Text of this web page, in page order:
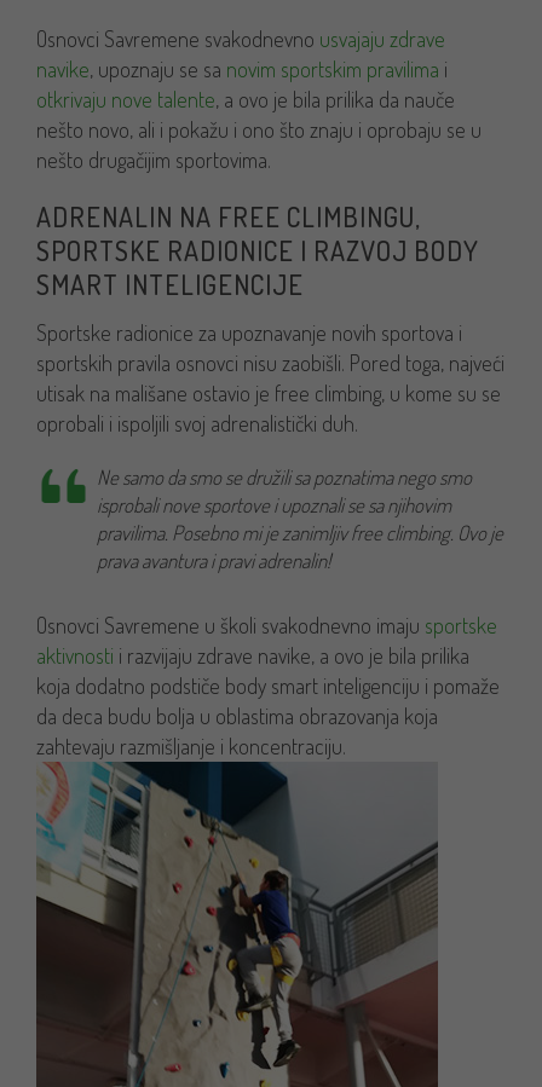
Osnovci Savremene svakodnevno usvajaju zdrave
navike, upoznaju se sa novim sportskim pravilima i
otkrivaju nove talente, a ovo je bila prilika da nauče
nešto novo, ali i pokažu i ono što znaju i oprobaju se u
nešto drugačijim sportovima.
ADRENALIN NA FREE CLIMBINGU,
SPORTSKE RADIONICE I RAZVOJ BODY
SMART INTELIGENCIJE
Sportske radionice za upoznavanje novih sportova i
sportskih pravila osnovci nisu zaobišli. Pored toga, najveći
utisak na mališane ostavio je free climbing, u kome su se
oprobali i ispoljili svoj adrenalistički duh.
Ne samo da smo se družili sa poznatima nego smo
isprobali nove sportove i upoznali se sa njihovim
pravilima. Posebno mi je zanimljiv free climbing. Ovo je
prava avantura i pravi adrenalin!
Osnovci Savremene u školi svakodnevno imaju sportske
aktivnosti i razvijaju zdrave navike, a ovo je bila prilika
koja dodatno podstiče body smart inteligenciju i pomaže
da deca budu bolja u oblastima obrazovanja koja
zahtevaju razmišljanje i koncentraciju.